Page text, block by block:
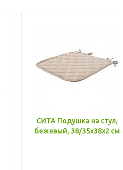
СИТА Подушка на стул,
бежевый, 38/35x38x2 см